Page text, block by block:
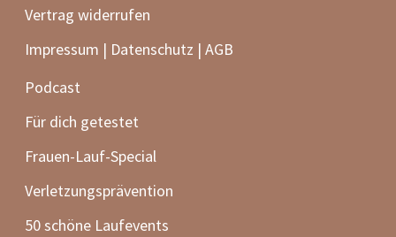
Vertrag widerrufen
Impressum | Datenschutz | AGB
Podcast
Für dich getestet
Frauen-Lauf-Special
Verletzungsprävention
50 schöne Laufevents